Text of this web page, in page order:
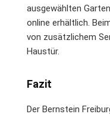
ausgewählten
online erhältlich.
von zusätzlichem
Haustür.
Fazit
Der Bernstein